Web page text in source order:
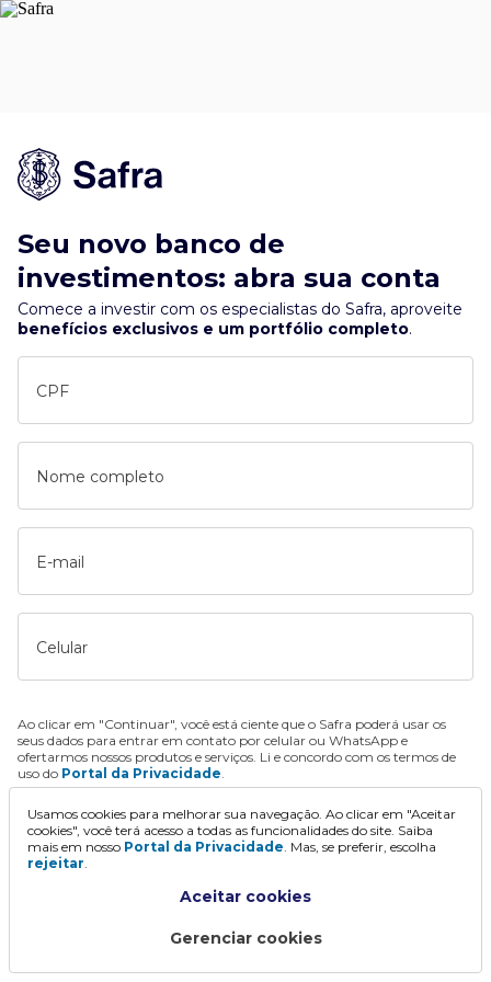
Seu novo banco de
investimentos: abra sua conta
Comece a investir com os especialistas do Safra, aproveite
benefícios exclusivos e um portfólio completo.
CPF
Nome completo
E-mail
Celular
Ao clicar em "Continuar", você está ciente que o Safra poderá usar os
seus dados para entrar em contato por celular ou WhatsApp e
ofertarmos nossos produtos e serviços. Li e concordo com os termos de
uso do Portal da Privacidade.
Continuar
Usamos cookies para melhorar sua navegação. Ao clicar em "Aceitar
cookies", você terá acesso a todas as funcionalidades do site. Saiba
mais em nosso Portal da Privacidade. Mas, se preferir, escolha
rejeitar.
Aceitar cookies
Gerenciar cookies